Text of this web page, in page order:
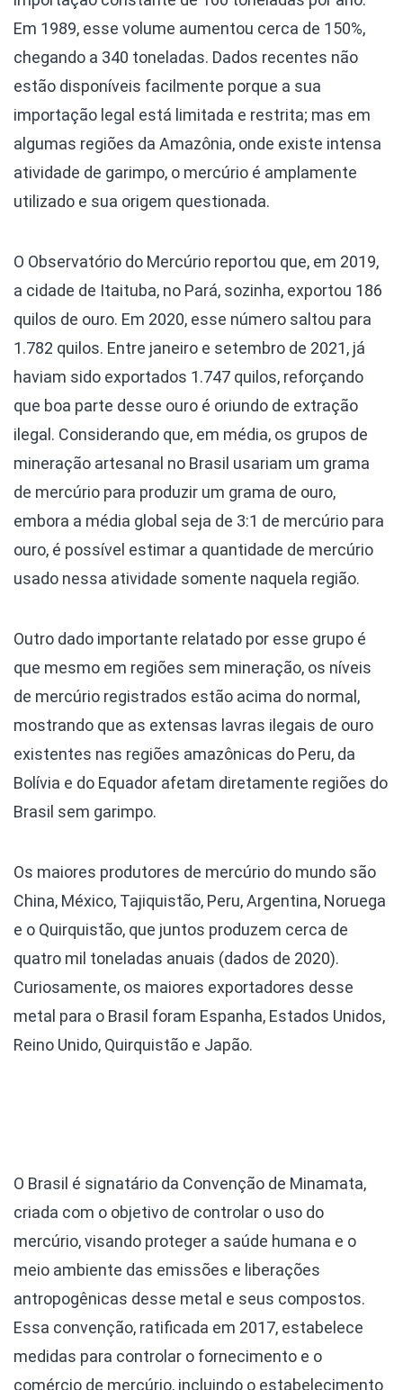
Em 1989, esse volume aumentou cerca de 150%,
chegando a 340 toneladas. Dados recentes não
estão disponíveis facilmente porque a sua
importação legal está limitada e restrita; mas em
algumas regiões da Amazônia, onde existe intensa
atividade de garimpo, o mercúrio é amplamente
utilizado e sua origem questionada.
O Observatório do Mercúrio reportou que, em 2019,
a cidade de Itaituba, no Pará, sozinha, exportou 186
quilos de ouro. Em 2020, esse número saltou para
1.782 quilos. Entre janeiro e setembro de 2021, já
haviam sido exportados 1.747 quilos, reforçando
que boa parte desse ouro é oriundo de extração
ilegal. Considerando que, em média, os grupos de
mineração artesanal no Brasil usariam um grama
de mercúrio para produzir um grama de ouro,
embora a média global seja de 3:1 de mercúrio para
ouro, é possível estimar a quantidade de mercúrio
usado nessa atividade somente naquela região.
Outro dado importante relatado por esse grupo é
que mesmo em regiões sem mineração, os níveis
de mercúrio registrados estão acima do normal,
mostrando que as extensas lavras ilegais de ouro
existentes nas regiões amazônicas do Peru, da
Bolívia e do Equador afetam diretamente regiões do
Brasil sem garimpo.
Os maiores produtores de mercúrio do mundo são
China, México, Tajiquistão, Peru, Argentina, Noruega
e o Quirquistão, que juntos produzem cerca de
quatro mil toneladas anuais (dados de 2020).
Curiosamente, os maiores exportadores desse
metal para o Brasil foram Espanha, Estados Unidos,
Reino Unido, Quirquistão e Japão.
O Brasil é signatário da Convenção de Minamata,
criada com o objetivo de controlar o uso do
mercúrio, visando proteger a saúde humana e o
meio ambiente das emissões e liberações
antropogênicas desse metal e seus compostos.
Essa convenção, ratificada em 2017, estabelece
medidas para controlar o fornecimento e o
comércio de mercúrio, incluindo o estabelecimento